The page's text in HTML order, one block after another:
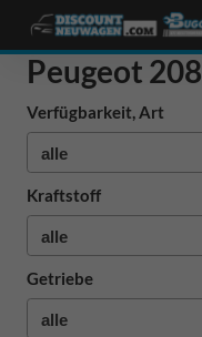
Peugeot 208
Verfügbarkeit, Art
Kraftstoff
Getriebe